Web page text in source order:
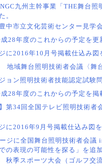
九州主幹事業「THE舞台照
。
市立文化芸術センター見学
28年度のこれからの予定を更
に2016年10月号掲載仕込み図
地域舞台照明技術者会議〈舞
ョン照明技術者技能認定試験
28年度のこれからの予定を掲
第34回全国テレビ照明技術者
に2016年9月号掲載仕込み図
ジに全国舞台照明技術者会議
の表現の可能性を探る」を追
季スポーツ大会（ゴルフ交